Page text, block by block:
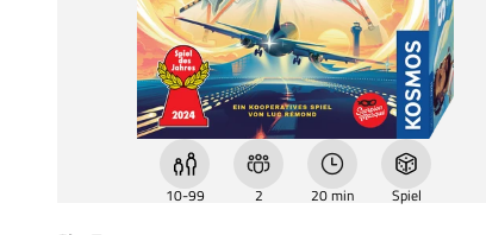
10-99 2 20 min Spiel